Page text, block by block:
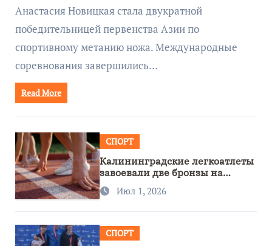
Анастасия Новицкая стала двукратной
победительницей первенства Азии по
спортивному метанию ножа. Международные
соревнования завершились…
Read More
СПОРТ
Калининградские легкоатлеты
завоевали две бронзы на
первенстве России
Июл 1, 2026
СПОРТ